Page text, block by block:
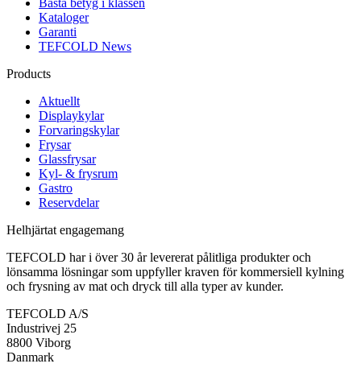
Kataloger
Garanti
TEFCOLD News
Products
Aktuellt
Displaykylar
Forvaringskylar
Frysar
Glassfrysar
Kyl- & frysrum
Gastro
Reservdelar
Helhjärtat engagemang
TEFCOLD har i över 30 år levererat pålitliga produkter och
lönsamma lösningar som uppfyller kraven för kommersiell kylning
och frysning av mat och dryck till alla typer av kunder.
TEFCOLD A/S
Industrivej 25
8800 Viborg
Danmark